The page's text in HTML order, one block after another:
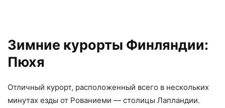
Зимние курорты Финляндии:
Пюхя
Отличный курорт, расположенный всего в нескольких
минутах езды от Рованиеми — столицы Лапландии.